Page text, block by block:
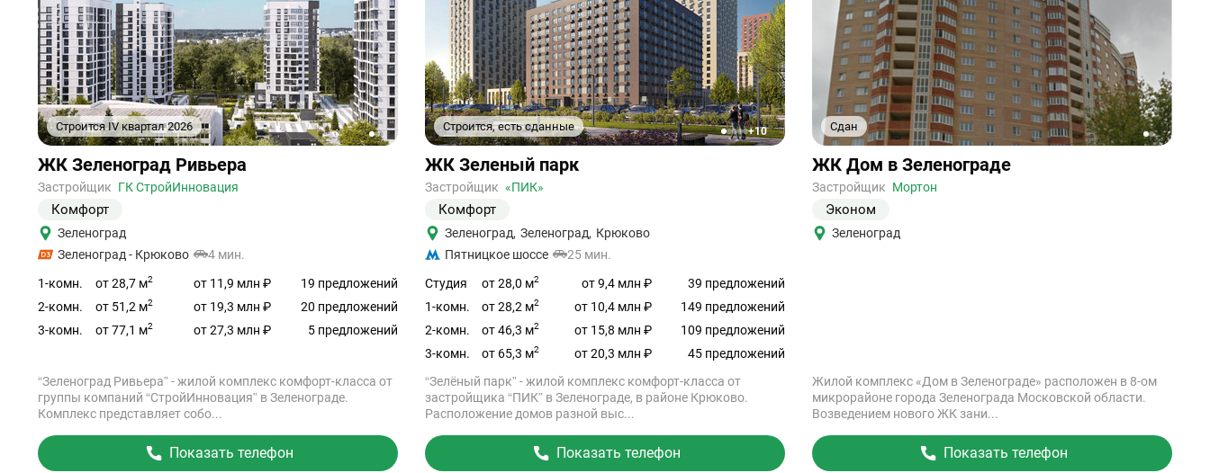
Строится IV квартал 2026
12
Ссылка
на
объект
ЖК Зеленоград Ривьера
Застройщик ГК СтройИнновация
Комфорт
Зеленоград
Зеленоград - Крюково
4 мин.
1-комн. от 28,7 м2 от 11,9 млн ₽
19 предложений
2-комн.
от 51,2 м2 от 19,3 млн ₽
20 предложений
3-комн.
от 77,1 м2 от 27,3 млн ₽ 5 предложений
“Зеленоград Ривьера” - жилой комплекс комфорт-класса от
группы компаний “СтройИнновация” в Зеленограде.
Комплекс представляет собо...
Показать телефон
Строится, есть сданные
12345+10
Ссылка
на
объект
ЖК Зеленый парк
Застройщик «ПИК»
Комфорт
Зеленоград, Зеленоград, Крюково
Пятницкое шоссе
25 мин.
Студия от 28,0 м2 от 9,4 млн ₽
39 предложений
1-комн.
от 28,2 м2 от 10,4 млн ₽
149 предложений
2-комн.
от 46,3 м2 от 15,8 млн ₽
109 предложений
3-комн.
от 65,3 м2 от 20,3 млн ₽
45 предложений
“Зелёный парк” - жилой комплекс комфорт-класса от
застройщика “ПИК” в Зеленограде, в районе Крюково.
Расположение домов разной выс...
Показать телефон
Сдан
12
Ссылка
на
объект
ЖК Дом в Зеленограде
Застройщик Мортон
Эконом
Зеленоград
Жилой комплекс «Дом в Зеленограде» расположен в 8-ом
микрорайоне города Зеленограда Московской области.
Возведением нового ЖК зани...
Показать телефон